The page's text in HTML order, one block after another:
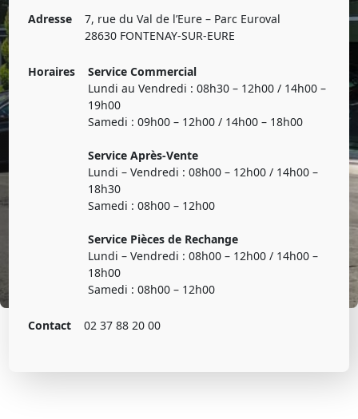
Adresse
7, rue du Val de l’Eure – Parc Euroval
28630 FONTENAY-SUR-EURE
Horaires
Service Commercial
Lundi au Vendredi : 08h30 – 12h00 / 14h00 –
19h00
Samedi : 09h00 – 12h00 / 14h00 – 18h00
Service Après-Vente
Lundi – Vendredi : 08h00 – 12h00 / 14h00 –
18h30
Samedi : 08h00 – 12h00
Service Pièces de Rechange
Lundi – Vendredi : 08h00 – 12h00 / 14h00 –
18h00
Samedi : 08h00 – 12h00
Contact 02 37 88 20 00